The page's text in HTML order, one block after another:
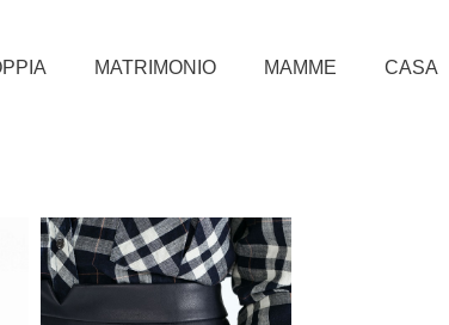
MATRIMONIO MAMME CASA